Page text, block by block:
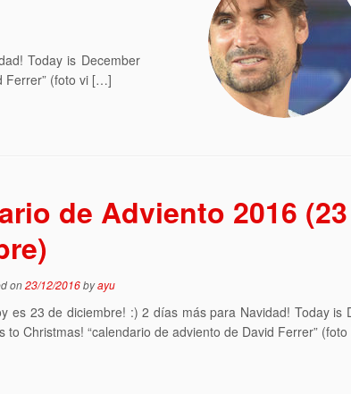
Today is December
Ferrer” (foto vi […]
de Adviento 2016 (23
on23/12/2016byayu
es 23 de diciembre! :) 2 días más para Navidad! Today is
to Christmas! “calendario de adviento de David Ferrer”